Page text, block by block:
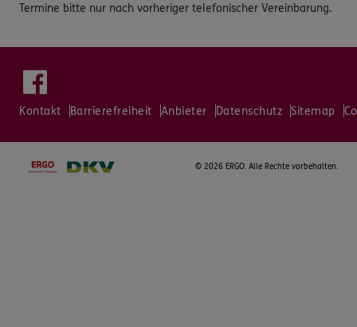
Termine bitte nur nach vorheriger telefonischer Vereinbarung.
Kontakt Barrierefreiheit Anbieter Datenschutz Sitemap
© 2026 ERGO. Alle Rechte vorbehalten.